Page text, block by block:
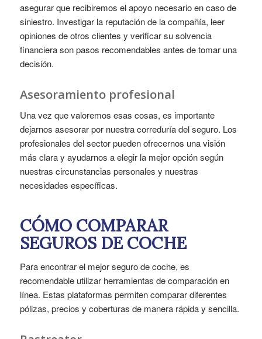
asegurar que recibiremos el apoyo necesario en caso de
siniestro. Investigar la reputación de la compañía, leer
opiniones de otros clientes y verificar su solvencia
financiera son pasos recomendables antes de tomar una
decisión.
Asesoramiento profesional
Una vez que valoremos esas cosas, es importante
dejarnos asesorar por nuestra correduría del seguro. Los
profesionales del sector pueden ofrecernos una visión
más clara y ayudarnos a elegir la mejor opción según
nuestras circunstancias personales y nuestras
necesidades específicas.
CÓMO COMPARAR
SEGUROS DE COCHE
Para encontrar el mejor seguro de coche, es
recomendable utilizar herramientas de comparación en
línea. Estas plataformas permiten comparar diferentes
pólizas, precios y coberturas de manera rápida y sencilla.